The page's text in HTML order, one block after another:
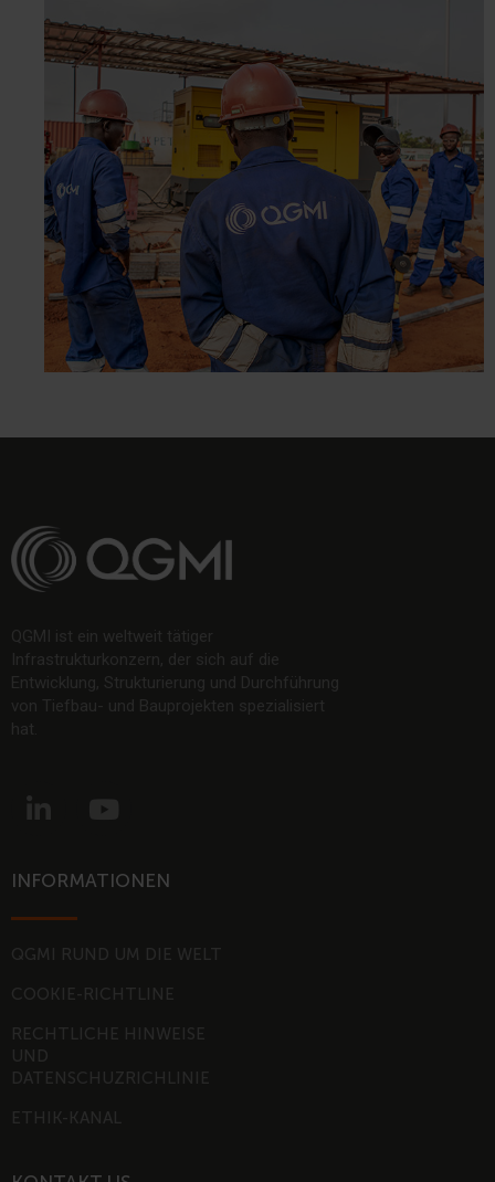
QGMI ist ein weltweit tätiger
Infrastrukturkonzern, der sich auf die
Entwicklung, Strukturierung und Durchführung
von Tiefbau- und Bauprojekten spezialisiert
hat.
i
k
i
n
i
n
Y
o
t
e
INFORMATIONEN
QGMI RUND UM DIE WELT
COOKIE-RICHTLINE
RECHTLICHE HINWEISE
UND
DATENSCHUZRICHLINIE
ETHIK-KANAL